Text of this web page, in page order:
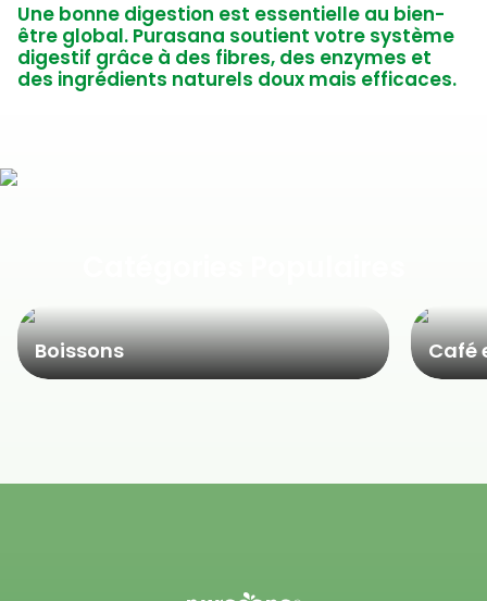
Une bonne digestion est essentielle au bien-
être global. Purasana soutient votre système
digestif grâce à des fibres, des enzymes et
des ingrédients naturels doux mais efficaces.
Boissons Café